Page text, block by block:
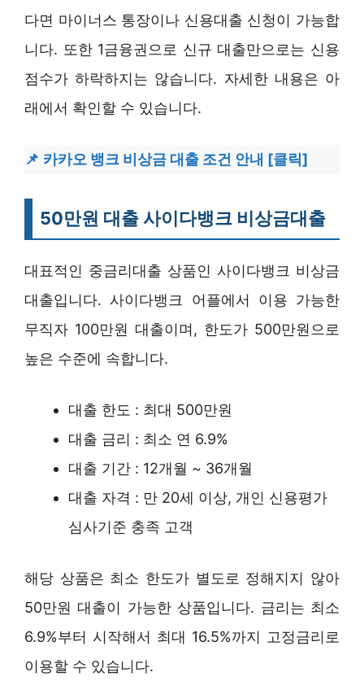
다면 마이너스 통장이나 신용대출 신청이 가능합
니다. 또한 1금융권으로 신규 대출만으로는 신용
점수가 하락하지는 않습니다. 자세한 내용은 아
래에서 확인할 수 있습니다.
카카오 뱅크 비상금 대출 조건 안내 [클릭]
50만원 대출 사이다뱅크 비상금대출
대표적인 중금리대출 상품인 사이다뱅크 비상금
대출입니다. 사이다뱅크 어플에서 이용 가능한
무직자 100만원 대출이며, 한도가 500만원으로
높은 수준에 속합니다.
대출 한도 : 최대 500만원
대출 금리 : 최소 연 6.9%
대출 기간 : 12개월 ~ 36개월
대출 자격 : 만 20세 이상, 개인 신용평가
심사기준 충족 고객
해당 상품은 최소 한도가 별도로 정해지지 않아
50만원 대출이 가능한 상품입니다. 금리는 최소
6.9%부터 시작해서 최대 16.5%까지 고정금리로
이용할 수 있습니다.